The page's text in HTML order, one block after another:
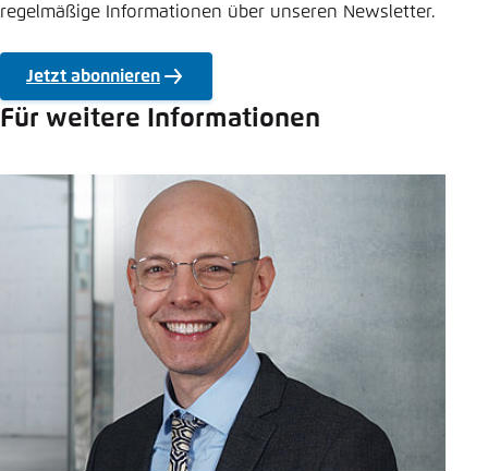
regelmäßige Informationen über unseren Newsletter.
Jetzt abonnieren
Für weitere Informationen